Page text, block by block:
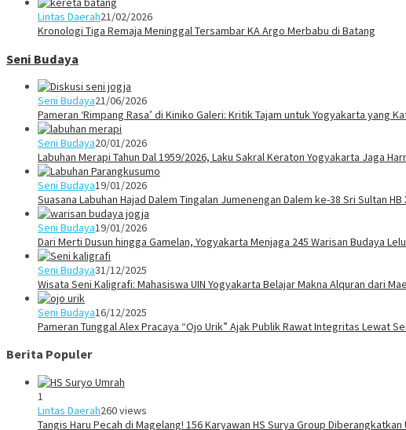
Lintas Daerah21/02/2026
Kronologi Tiga Remaja Meninggal Tersambar KA Argo Merbabu di Batang
Seni Budaya
Seni Budaya21/06/2026
Pameran ‘Rimpang Rasa’ di Kiniko Galeri: Kritik Tajam untuk Yogyakarta yang
Seni Budaya20/01/2026
Labuhan Merapi Tahun Dal 1959/2026, Laku Sakral Keraton Yogyakarta Jaga
Seni Budaya19/01/2026
Suasana Labuhan Hajad Dalem Tingalan Jumenengan Dalem ke-38 Sri Sultan
Seni Budaya19/01/2026
Dari Merti Dusun hingga Gamelan, Yogyakarta Menjaga 245 Warisan Budaya
Seni Budaya31/12/2025
Wisata Seni Kaligrafi: Mahasiswa UIN Yogyakarta Belajar Makna Alquran dari
Seni Budaya16/12/2025
Pameran Tunggal Alex Pracaya “Ojo Urik” Ajak Publik Rawat Integritas Lewat
Berita Populer
1
Lintas Daerah260 views
Tangis Haru Pecah di Magelang! 156 Karyawan HS Surya Group Diberangkatkan